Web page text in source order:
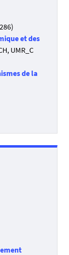
et des
UMR_C
de la